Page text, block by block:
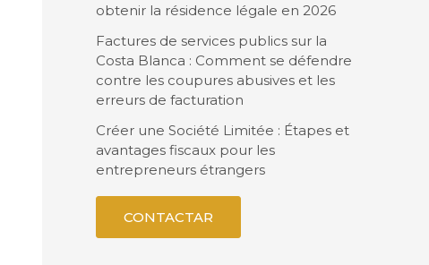
obtenir la résidence légale en 2026
Factures de services publics sur la
Costa Blanca : Comment se défendre
contre les coupures abusives et les
erreurs de facturation
Créer une Société Limitée : Étapes et
avantages fiscaux pour les
entrepreneurs étrangers
CONTACTAR